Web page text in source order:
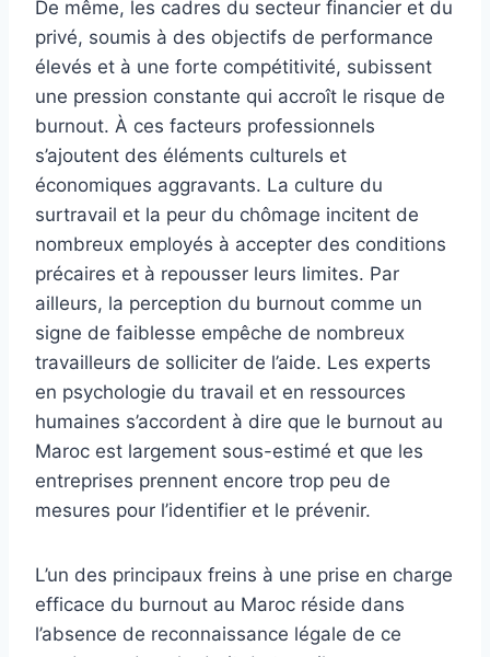
De même, les cadres du secteur financier et du
privé, soumis à des objectifs de performance
élevés et à une forte compétitivité, subissent
une pression constante qui accroît le risque de
burnout. À ces facteurs professionnels
s’ajoutent des éléments culturels et
économiques aggravants. La culture du
surtravail et la peur du chômage incitent de
nombreux employés à accepter des conditions
précaires et à repousser leurs limites. Par
ailleurs, la perception du burnout comme un
signe de faiblesse empêche de nombreux
travailleurs de solliciter de l’aide. Les experts
en psychologie du travail et en ressources
humaines s’accordent à dire que le burnout au
Maroc est largement sous-estimé et que les
entreprises prennent encore trop peu de
mesures pour l’identifier et le prévenir.
L’un des principaux freins à une prise en charge
efficace du burnout au Maroc réside dans
l’absence de reconnaissance légale de ce